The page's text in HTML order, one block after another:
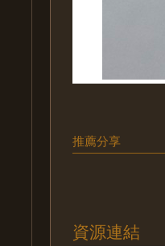
推薦分享
資源連結